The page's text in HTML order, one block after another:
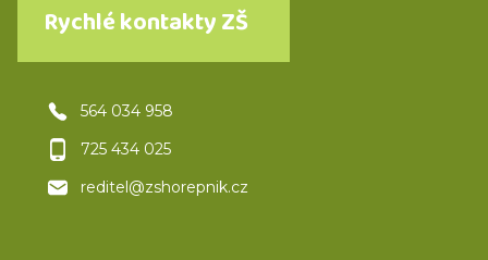
Rychlé kontakty ZŠ
564 034 958
725 434 025
reditel@zshorepnik.cz